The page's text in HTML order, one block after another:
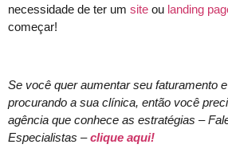
necessidade de ter um site ou landing
começar!
Se você quer aumentar seu faturamento
procurando a sua clínica, então você
agência que conhece as estratégias –
Especialistas –clique aqui!